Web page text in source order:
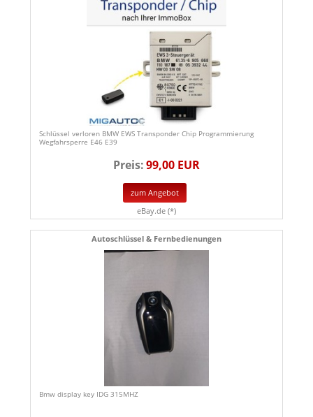
Schlüssel verloren BMW EWS Transponder Chip Programmierung
Wegfahrsperre E46 E39
Preis:99,00 EUR
zum Angebot
eBay.de (*)
Autoschlüssel & Fernbedienungen
Bmw display key IDG 315MHZ